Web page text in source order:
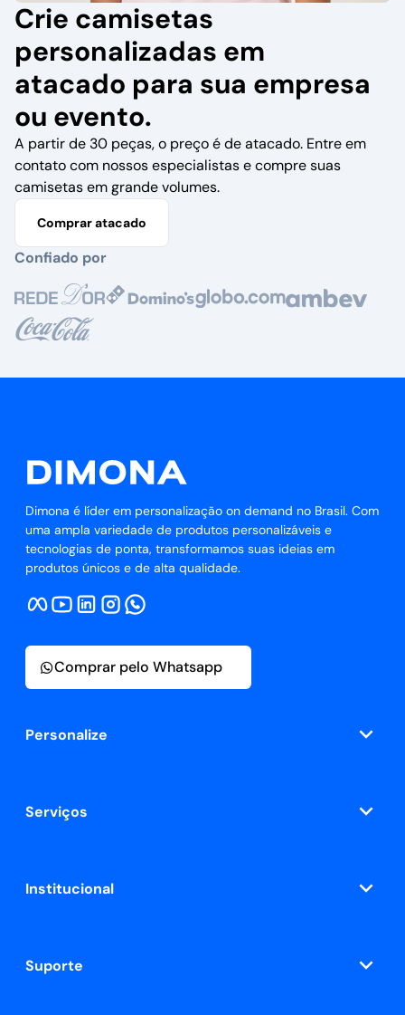
Crie camisetas
personalizadas em
atacado para sua empresa
ou evento.
A partir de 30 peças, o preço é de atacado. Entre em
contato com nossos especialistas e compre suas
camisetas em grande volumes.
Comprar atacado
Confiado por
Dimona é líder em personalização on demand no Brasil. Com
uma ampla variedade de produtos personalizáveis e
tecnologias de ponta, transformamos suas ideias em
produtos únicos e de alta qualidade.
Personalize
Serviços
Institucional
Suporte
Comprar pelo Whatsapp